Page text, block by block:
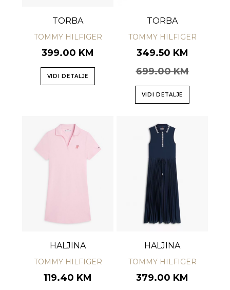
TORBA
TOMMY HILFIGER
399.00 KM
VIDI DETALJE
TORBA
TOMMY HILFIGER
349.50 KM
699.00 KM
VIDI DETALJE
HALJINA
TOMMY HILFIGER
119.40 KM
HALJINA
TOMMY HILFIGER
379.00 KM